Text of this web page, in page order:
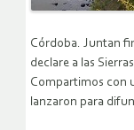
Córdoba. Juntan
declare a las
Compartimos con
lanzaron para